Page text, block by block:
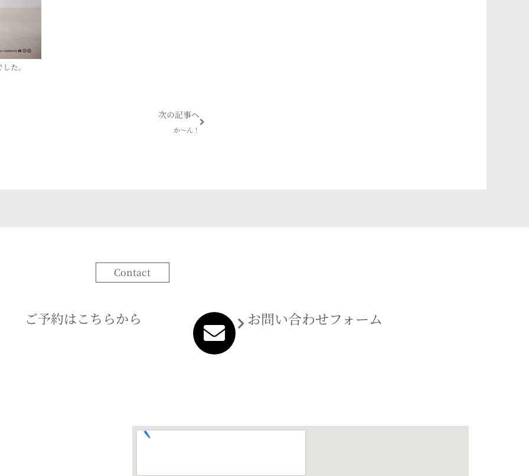
た。
次の記事へ
か～ん！
Contact
ご予約はこちらから お問い合わせフォーム